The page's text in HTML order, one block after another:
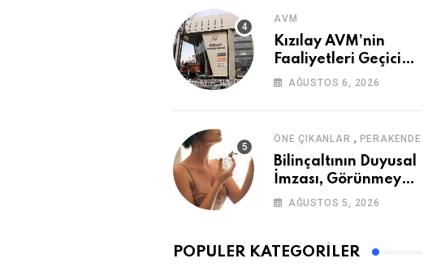
AVM
Kızılay AVM’nin
Faaliyetleri Geçici
Olarak Durduruldu
AĞUSTOS 6, 2026
ÖNE ÇIKANLAR , PERAKENDE
Bilinçaltının Duyusal
İmzası, Görünmeyen
GüçAĞUSTOS 5, 2026
POPÜLER KATEGORILER